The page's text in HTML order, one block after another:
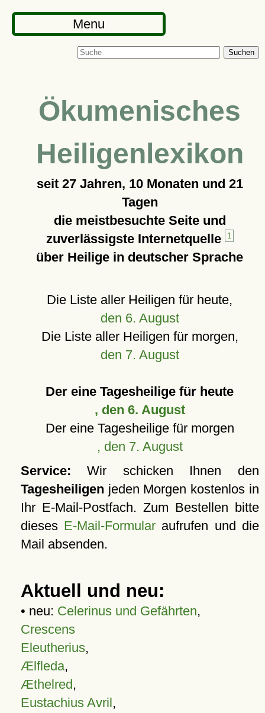
Menu
Suchen
Ökumenisches
Heiligenlexikon
seit 27 Jahren, 10 Monaten und 21
Tagen
die meistbesuchte Seite und
zuverlässigste Internetquelle
1
über Heilige in deutscher Sprache
Die Liste aller Heiligen für heute,
den 6. August
Die Liste aller Heiligen für morgen,
den 7. August
Der eine Tagesheilige für heute
, den 6. August
Der eine Tagesheilige für morgen
, den 7. August
Service: Wir schicken Ihnen den
Tagesheiligen jeden Morgen kostenlos in
Ihr E-Mail-Postfach. Zum Bestellen bitte
dieses E-Mail-Formular aufrufen und die
Mail absenden.
Aktuell und neu:
• neu: Celerinus und Gefährten,
Crescens
Eleutherius,
Ælfleda,
Æthelred,
Eustachius Avril,